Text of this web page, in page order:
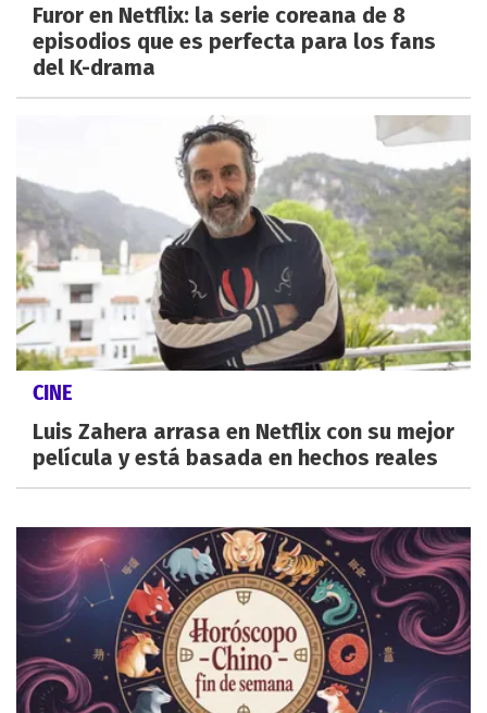
Furor en Netflix: la serie coreana de 8
episodios que es perfecta para los fans
del K-drama
CINE
Luis Zahera arrasa en Netflix con su mejor
película y está basada en hechos reales